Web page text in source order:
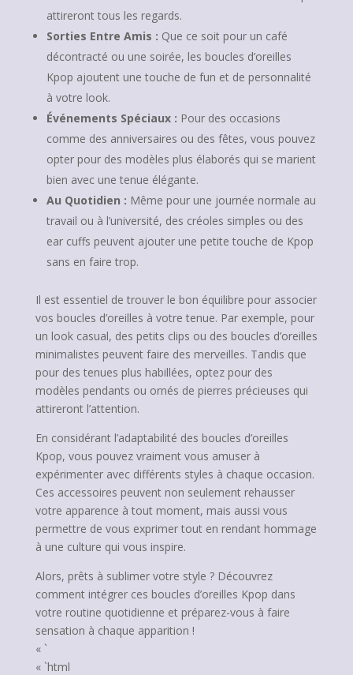
attireront tous les regards.
Sorties Entre Amis : Que ce soit pour un café
décontracté ou une soirée, les boucles d’oreilles
Kpop ajoutent une touche de fun et de personnalité
à votre look.
Événements Spéciaux : Pour des occasions
comme des anniversaires ou des fêtes, vous pouvez
opter pour des modèles plus élaborés qui se marient
bien avec une tenue élégante.
Au Quotidien : Même pour une journée normale au
travail ou à l’université, des créoles simples ou des
ear cuffs peuvent ajouter une petite touche de Kpop
sans en faire trop.
Il est essentiel de trouver le bon équilibre pour associer
vos boucles d’oreilles à votre tenue. Par exemple, pour
un look casual, des petits clips ou des boucles d’oreilles
minimalistes peuvent faire des merveilles. Tandis que
pour des tenues plus habillées, optez pour des
modèles pendants ou ornés de pierres précieuses qui
attireront l’attention.
En considérant l’adaptabilité des boucles d’oreilles
Kpop, vous pouvez vraiment vous amuser à
expérimenter avec différents styles à chaque occasion.
Ces accessoires peuvent non seulement rehausser
votre apparence à tout moment, mais aussi vous
permettre de vous exprimer tout en rendant hommage
à une culture qui vous inspire.
Alors, prêts à sublimer votre style ? Découvrez
comment intégrer ces boucles d’oreilles Kpop dans
votre routine quotidienne et préparez-vous à faire
sensation à chaque apparition !
« `
« `html